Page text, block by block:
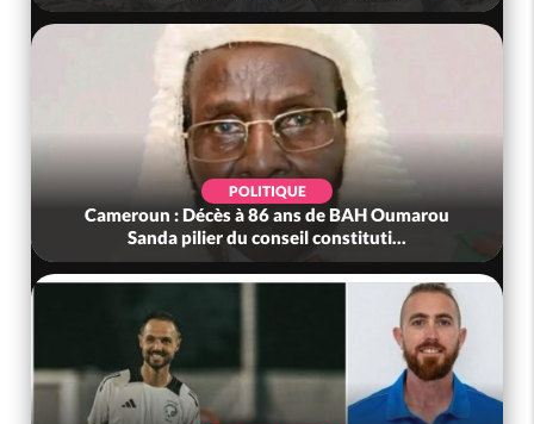
POLITIQUE
Cameroun : Décès à 86 ans de BAH Oumarou
Sanda pilier du conseil constituti...